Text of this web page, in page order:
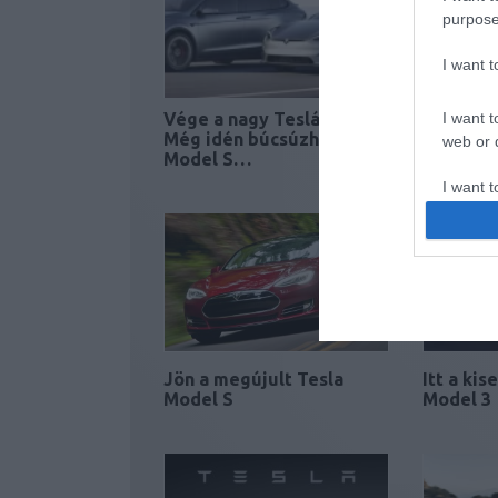
I want
I want
web or
I want
I want
I want
Vége a nagy Tesláknak?
Még idén búcsúzhat a
Model S…
Model
neve
Jön a megújult Tesla
Model S
Itt a
Model 3